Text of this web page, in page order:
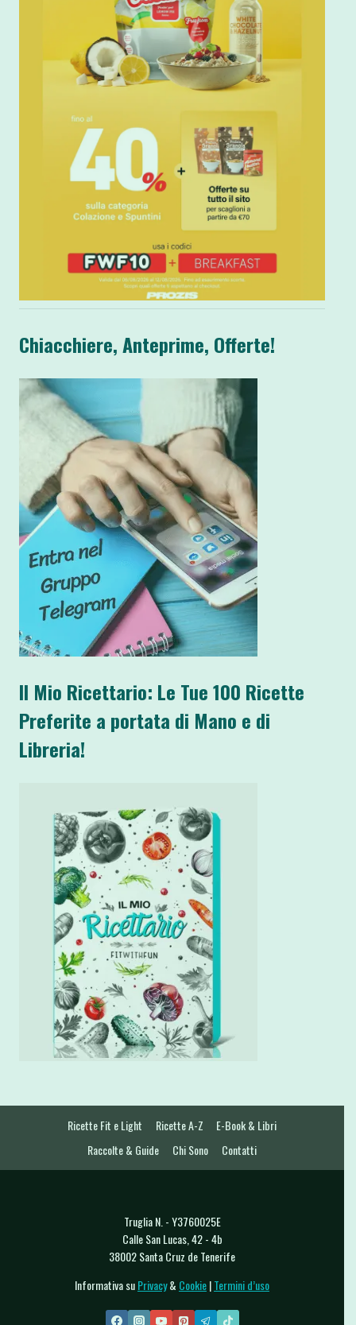
Chiacchiere, Anteprime, Offerte!
Il Mio Ricettario: Le Tue 100 Ricette
Preferite a portata di Mano e di
Libreria!
Ricette Fit e Light Ricette A-Z
E-Book & Libri
Raccolte & Guide
Chi Sono Contatti
Truglia N. - Y3760025E
Calle San Lucas, 42 - 4b
38002 Santa Cruz de Tenerife
Informativa suPrivacy& Cookie|Termini d’uso